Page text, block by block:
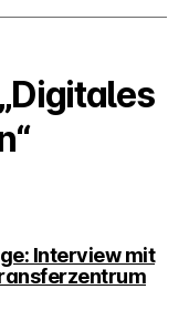
Interview mit